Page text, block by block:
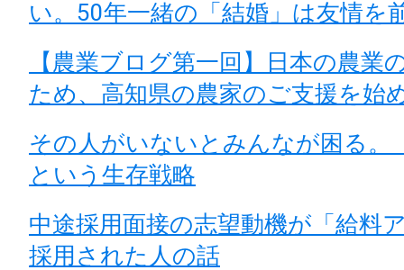
い。50年一緒の「結婚」は友情を
【農業ブログ第一回】日本の農業
ため、高知県の農家のご支援を始
その人がいないとみんなが困る。
という生存戦略
中途採用面接の志望動機が「給料
採用された人の話